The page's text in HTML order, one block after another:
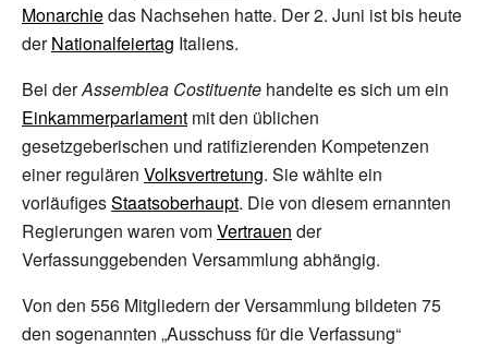
Monarchiedas Nachsehen hatte. Der 2. Juni ist bis heute
derNationalfeiertag Italiens.
Bei derAssemblea Costituente handelte es sich um ein
Einkammerparlament mit den üblichen
gesetzgeberischen und ratifizierenden Kompetenzen
einer regulären Volksvertretung. Sie wählte ein
vorläufigesStaatsoberhaupt. Die von diesem ernannten
Regierungen waren vomVertrauen der
Verfassunggebenden Versammlung abhängig.
Von den 556 Mitgliedern der Versammlung bildeten 75
den sogenannten „Ausschuss für die Verfassung“